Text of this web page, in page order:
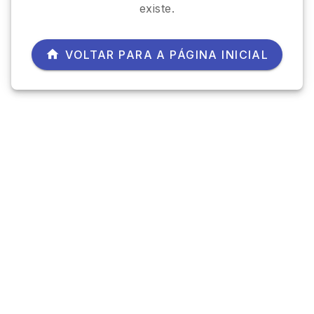
existe.
VOLTAR PARA A PÁGINA INICIAL